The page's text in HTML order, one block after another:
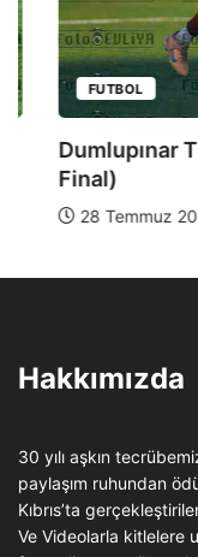
FUTBOL
Dumlupınar
Final)
28 Temmuz 2026
Hakkımızda
30 yılı aşkın
paylaşım ruhundan
Kıbrıs’ta
Ve Videolarla kitlelere